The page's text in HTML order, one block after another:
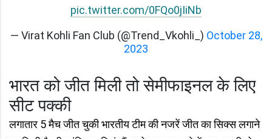
pic.twitter.com/0FQo0jIiNb
— Virat Kohli Fan Club (@Trend_Vkohli_) October 28,
2023
भारत को जीत मिली तो सेमीफाइनल के लिए
सीट पक्की
लगातार 5 मैच जीत चुकी भारतीय टीम की नजरें जीत का सिक्‍स लगाने